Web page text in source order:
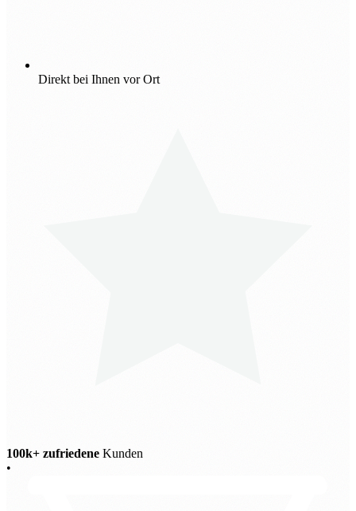
Direkt bei Ihnen vor Ort
100k+ zufriedene Kunden
•